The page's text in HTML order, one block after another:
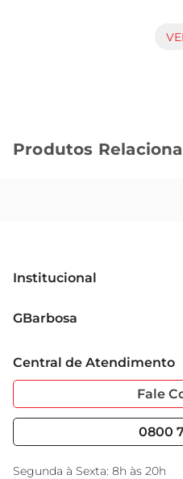
poses, este boneco é
Design e Detalhes
que cada boneco seja
Brincadeiras Interativas
apenas um item de
Produtos
Institucional
Grupo Cencosud
Sobre Privacidade
Portal do Fornecedo
Nossas Lojas
GBarbosa
Garantia Estendida
Serviços
Black Friday
Encarte do Dia
Central de Atendimento
Fale
0800
Segunda à Sexta: 8h às 20h